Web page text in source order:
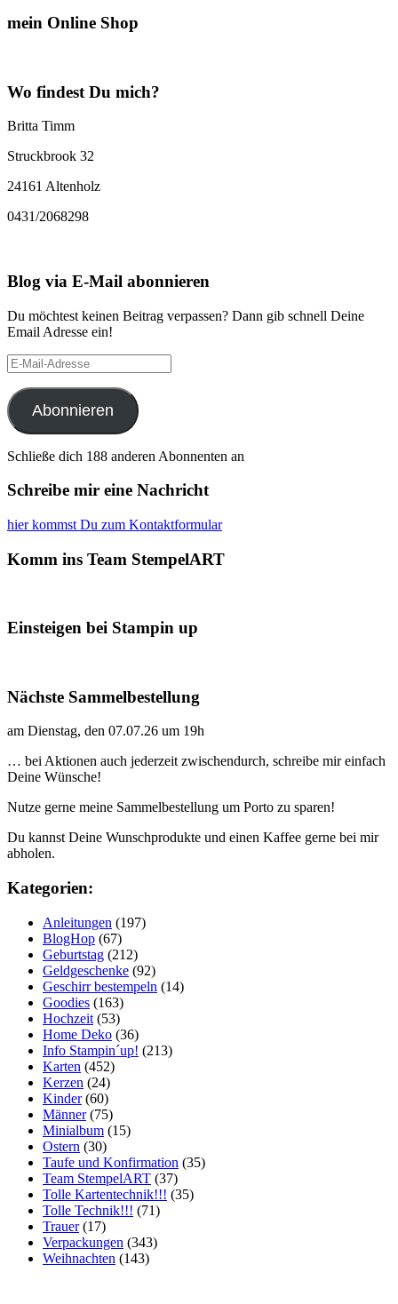
mein Online Shop
Wo findest Du mich?
Britta Timm
Struckbrook 32
24161 Altenholz
0431/2068298
Blog via E-Mail abonnieren
Du möchtest keinen Beitrag verpassen? Dann gib schnell Deine
Email Adresse ein!
E-
Mail-
Adresse
Abonnieren
Schließe dich 188 anderen Abonnenten an
Schreibe mir eine Nachricht
hier kommst Du zum Kontaktformular
Komm ins Team StempelART
Einsteigen bei Stampin up
Nächste Sammelbestellung
am Dienstag, den 07.07.26 um 19h
… bei Aktionen auch jederzeit zwischendurch, schreibe mir einfach
Deine Wünsche!
Nutze gerne meine Sammelbestellung um Porto zu sparen!
Du kannst Deine Wunschprodukte und einen Kaffee gerne bei mir
abholen.
Kategorien:
Anleitungen (197)
BlogHop (67)
Geburtstag (212)
Geldgeschenke (92)
Geschirr bestempeln (14)
Goodies (163)
Hochzeit (53)
Home Deko (36)
Info Stampin´up! (213)
Karten (452)
Kerzen (24)
Kinder(60)
Männer(75)
Minialbum (15)
Ostern (30)
Taufe und Konfirmation (35)
Team StempelART (37)
Tolle Kartentechnik!!! (35)
Tolle Technik!!! (71)
Trauer(17)
Verpackungen (343)
Weihnachten (143)